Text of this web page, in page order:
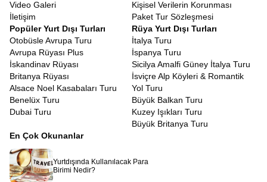
Video Galeri
İletişim
Kişisel Verilerin Korunması
Paket Tur Sözleşmesi
Popüler Yurt Dışı Turları
Otobüsle Avrupa Turu
Avrupa Rüyası Plus
İskandinav Rüyası
Britanya Rüyası
Alsace Noel Kasabaları Turu
Benelüx Turu
Dubai Turu
Rüya Yurt Dışı Turları
İtalya Turu
İspanya Turu
Sicilya Amalfi Güney İtalya Turu
İsviçre Alp Köyleri & Romantik
Yol Turu
Büyük Balkan Turu
Kuzey Işıkları Turu
Büyük Britanya Turu
En Çok Okunanlar
Yurtdışında Kullanılacak Para
Birimi Nedir?